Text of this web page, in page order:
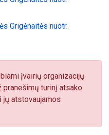
įvairių organizacijų
pranešimų turinį atsako
atstovaujamos